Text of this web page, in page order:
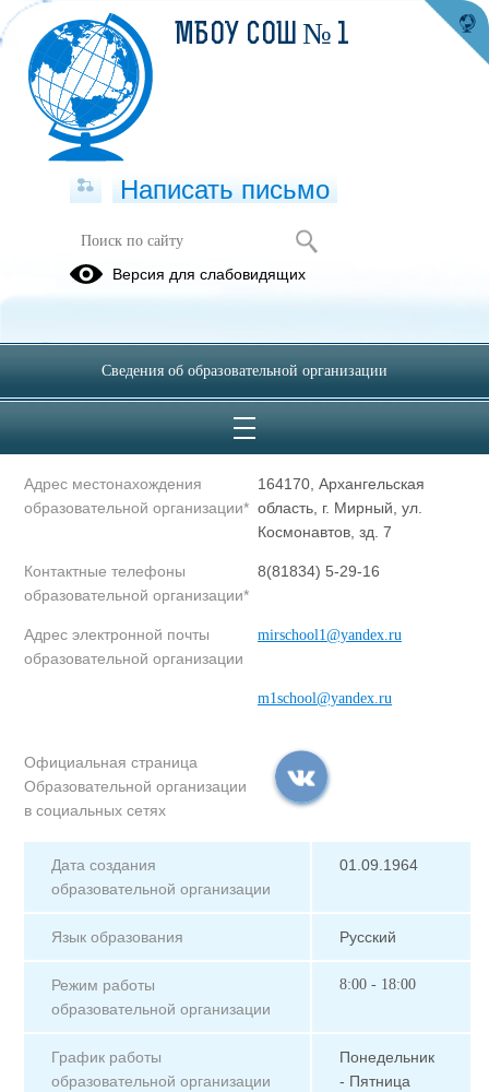
Полное наименование
образовательной организации* образовательное
Архангельской области
Сокращенное наименование
образовательной организации*
Адрес местонахождения
образовательной организации*
164170, Архангельская
область, г. Мирный, ул.
Космонавтов, зд. 7
Контактные телефоны
образовательной организации*
8(81834) 5-29-16
Адрес электронной почты
образовательной организации
mirschool1@yandex.ru
m1school@yandex.ru
Официальная страница
Образовательной организации
в социальных сетях
Дата создания
образовательной организации
01.09.1964
Язык образования Русский
Режим работы
образовательной организации
8:00 - 18:00
График работы
образовательной организации
Понедельник
- Пятница
МБОУ СОШ № 1
Написать письмо
Версия для слабовидящих
Сведения об образовательной организации